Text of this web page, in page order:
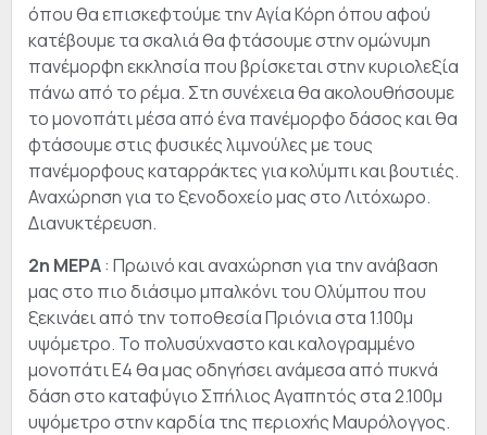
όπου θα επισκεφτούμε την Αγία Κόρη όπου αφού
κατέβουμε τα σκαλιά θα φτάσουμε στην ομώνυμη
πανέμορφη εκκλησία που βρίσκεται στην κυριολεξία
πάνω από το ρέμα. Στη συνέχεια θα ακολουθήσουμε
το μονοπάτι μέσα από ένα πανέμορφο δάσος και θα
φτάσουμε στις φυσικές λιμνούλες με τους
πανέμορφους καταρράκτες για κολύμπι και βουτιές.
Αναχώρηση για το ξενοδοχείο μας στο Λιτόχωρο.
Διανυκτέρευση.
2η ΜΕΡΑ: Πρωινό και αναχώρηση για την ανάβαση
μας στο πιο διάσιμο μπαλκόνι του Ολύμπου που
ξεκινάει από την τοποθεσία Πριόνια στα 1.100μ
υψόμετρο. Το πολυσύχναστο και καλογραμμένο
μονοπάτι Ε4 θα μας οδηγήσει ανάμεσα από πυκνά
δάση στο καταφύγιο Σπήλιος Αγαπητός στα 2.100μ
υψόμετρο στην καρδία της περιοχής Μαυρόλογγος.